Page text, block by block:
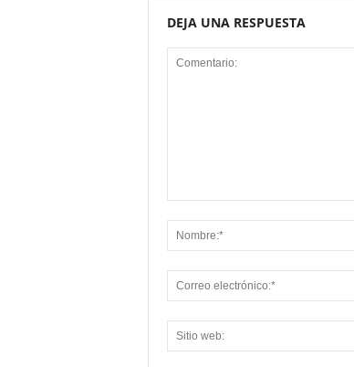
DEJA UNA RESPUESTA